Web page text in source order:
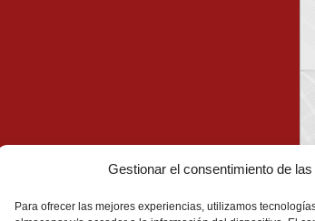
Gestionar el consentimiento de
Para ofrecer las mejores experiencias, utilizamos